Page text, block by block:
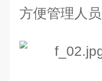
方便管理人